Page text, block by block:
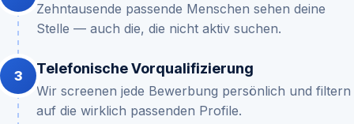
Zehntausende passende Menschen sehen deine
Stelle — auch die, die nicht aktiv suchen.
Telefonische Vorqualifizierung
Wir screenen jede Bewerbung persönlich und filtern
auf die wirklich passenden Profile.